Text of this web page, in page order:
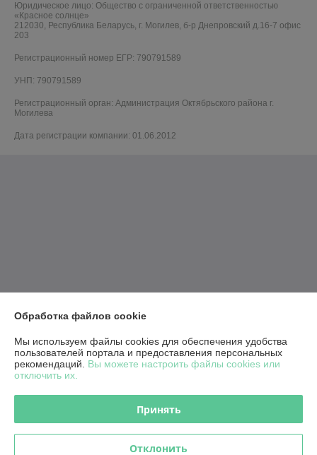
Юридическое лицо: Общество с ограниченной ответственностью
«Красное солнце»
212030, Республика Беларусь, г. Могилев, б-р Днепровский д.16-7 офис
203
Регистрационный номер ЕГР: 790791589
УНП: 790791589
Регистрационный орган: Администрация Октябрьского района г.
Могилева
Дата регистрации компании: 01.06.2012
Обработка файлов cookie
Мы используем файлы cookies для обеспечения удобства
пользователей портала и предоставления персональных
рекомендаций. Вы можете настроить файлы cookies или
отключить их.
Принять
Отклонить